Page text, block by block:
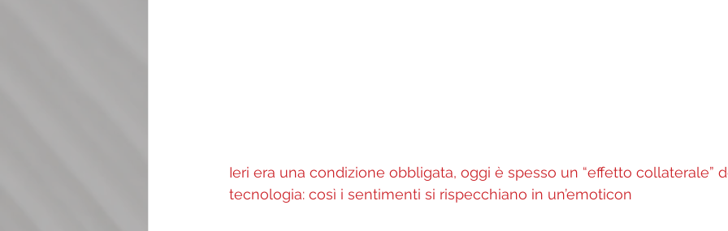
Ieri era una condizione obbligata, oggi è spesso un “effetto collaterale”
tecnologia: così i sentimenti si rispecchiano in un’emoticon